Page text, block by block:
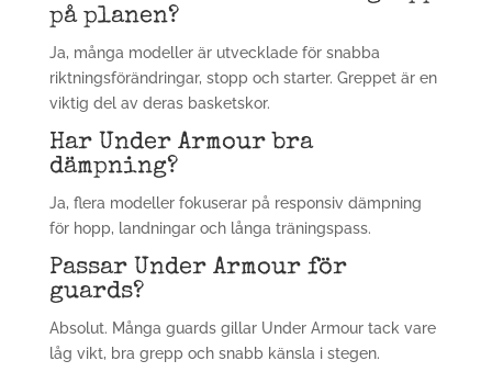
på planen?
Ja, många modeller är utvecklade för snabba
riktningsförändringar, stopp och starter. Greppet är en
viktig del av deras basketskor.
Har Under Armour bra
dämpning?
Ja, flera modeller fokuserar på responsiv dämpning
för hopp, landningar och långa träningspass.
Passar Under Armour för
guards?
Absolut. Många guards gillar Under Armour tack vare
låg vikt, bra grepp och snabb känsla i stegen.